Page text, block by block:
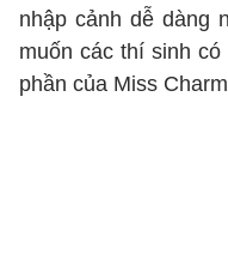
nhập cảnh dễ dàng
muốn các thí sinh
phần của Miss